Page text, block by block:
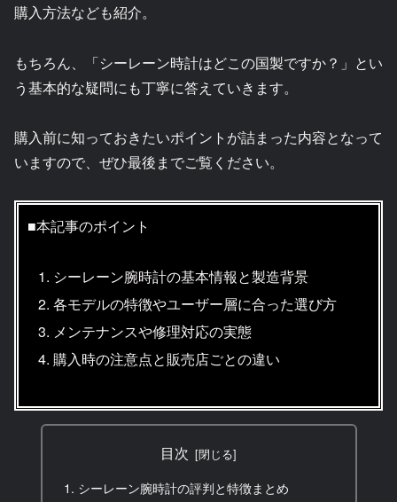
購入方法なども紹介。
もちろん、「シーレーン時計はどこの国製ですか？」とい
う基本的な疑問にも丁寧に答えていきます。
購入前に知っておきたいポイントが詰まった内容となって
いますので、ぜひ最後までご覧ください。
■本記事のポイント
シーレーン腕時計の基本情報と製造背景
各モデルの特徴やユーザー層に合った選び方
メンテナンスや修理対応の実態
購入時の注意点と販売店ごとの違い
目次
シーレーン腕時計の評判と特徴まとめ